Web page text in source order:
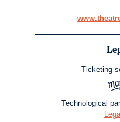
Ticketing
Technological